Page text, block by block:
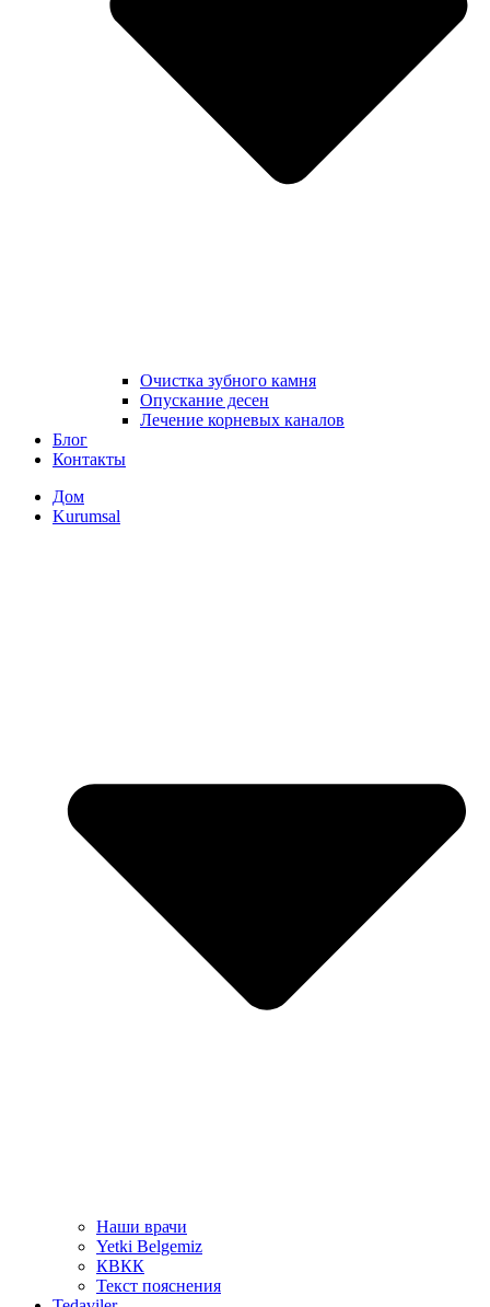
Очистка зубного камня
Опускание десен
Лечение корневых каналов
Блог
Контакты
Дом
Kurumsal
Наши врачи
Yetki Belgemiz
КВКК
Текст пояснения